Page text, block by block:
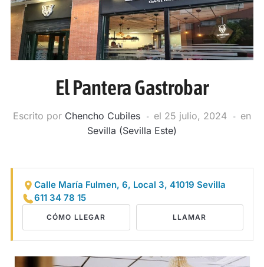
El Pantera Gastrobar
Escrito por Chencho Cubiles el 25 julio, 2024
en
Sevilla (Sevilla Este)
Calle María Fulmen, 6, Local 3, 41019 Sevilla
611 34 78 15
CÓMO LLEGAR LLAMAR